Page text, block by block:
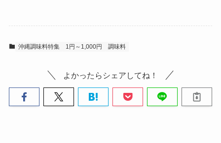
沖縄調味料特集 1円～1,000円 調味料
よかったらシェアしてね！